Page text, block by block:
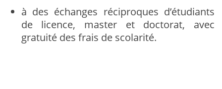
à des échanges réciproques d’étudiants
de licence, master et doctorat, avec
gratuité des frais de scolarité.